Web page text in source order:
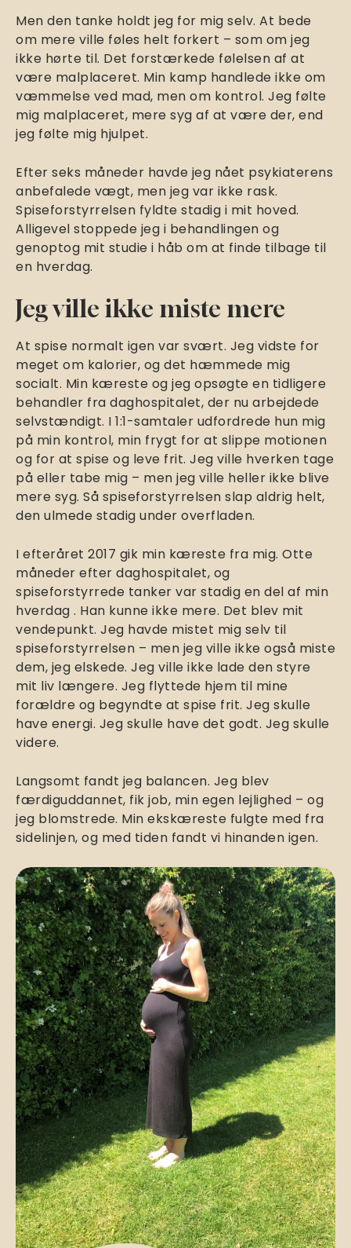
Men den tanke holdt jeg for mig selv. At bede
om mere ville føles helt forkert – som om jeg
ikke hørte til. Det forstærkede følelsen af at
være malplaceret. Min kamp handlede ikke om
væmmelse ved mad, men om kontrol. Jeg følte
mig malplaceret, mere syg af at være der, end
jeg følte mig hjulpet.
Efter seks måneder havde jeg nået psykiaterens
anbefalede vægt, men jeg var ikke rask.
Spiseforstyrrelsen fyldte stadig i mit hoved.
Alligevel stoppede jeg i behandlingen og
genoptog mit studie i håb om at finde tilbage til
en hverdag.
Jeg ville ikke miste mere
At spise normalt igen var svært. Jeg vidste for
meget om kalorier, og det hæmmede mig
socialt. Min kæreste og jeg opsøgte en tidligere
behandler fra daghospitalet, der nu arbejdede
selvstændigt. I 1:1-samtaler udfordrede hun mig
på min kontrol, min frygt for at slippe motionen
og for at spise og leve frit. Jeg ville hverken tage
på eller tabe mig – men jeg ville heller ikke blive
mere syg. Så spiseforstyrrelsen slap aldrig helt,
den ulmede stadig under overfladen.
I efteråret 2017 gik min kæreste fra mig. Otte
måneder efter daghospitalet, og
spiseforstyrrede tanker var stadig en del af min
hverdag . Han kunne ikke mere. Det blev mit
vendepunkt. Jeg havde mistet mig selv til
spiseforstyrrelsen – men jeg ville ikke også miste
dem, jeg elskede. Jeg ville ikke lade den styre
mit liv længere. Jeg flyttede hjem til mine
forældre og begyndte at spise frit. Jeg skulle
have energi. Jeg skulle have det godt. Jeg skulle
videre.
Langsomt fandt jeg balancen. Jeg blev
færdiguddannet, fik job, min egen lejlighed – og
jeg blomstrede. Min ekskæreste fulgte med fra
sidelinjen, og med tiden fandt vi hinanden igen.